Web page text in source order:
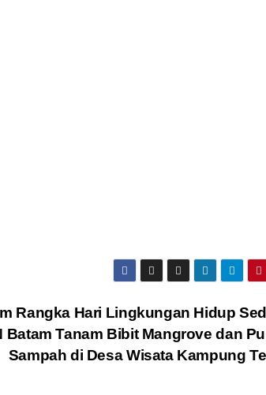
Rangka Hari Lingkungan Hidup
Batam Tanam Bibit Mangrove dan
Sampah di Desa Wisata Kampung